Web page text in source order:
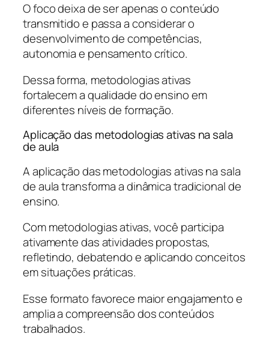
O foco deixa de ser apenas o conteúdo
transmitido e passa a considerar o
desenvolvimento de competências,
autonomia e pensamento crítico.
Dessa forma, metodologias ativas
fortalecem a qualidade do ensino em
diferentes níveis de formação.
Aplicação das metodologias ativas na sala
de aula
A aplicação das metodologias ativas na sala
de aula transforma a dinâmica tradicional de
ensino.
Com metodologias ativas, você participa
ativamente das atividades propostas,
refletindo, debatendo e aplicando conceitos
em situações práticas.
Esse formato favorece maior engajamento e
amplia a compreensão dos conteúdos
trabalhados.